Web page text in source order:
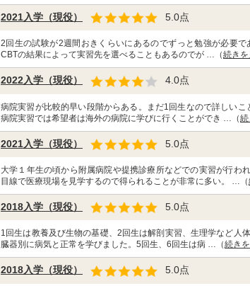
2021入学（現役） 5.0点
2回生の試験が2週間おきくらいにあるのでずっと勉強が必要
CBTの結果によって実習先を選べることもあるのでが …（続きを
2022入学（現役） 4.0点
病院実習が比較的早い段階からある。まだ1回生なので詳しい
病院実習では希望者は海外の病院に学びに行くことができ …（続
2021入学（現役） 5.0点
大学１年生の頃から附属病院や提携診療所などでの実習が行わ
目線で医療現場を見学するので得られることが非常に多い。 …（
2018入学（現役） 5.0点
1回生は教養及び生物の基礎、2回生は解剖実習、生理学など人
臓器別に病気と正常を学びました。5回生、6回生は病 …（続き
2018入学（現役） 5.0点